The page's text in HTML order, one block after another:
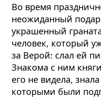
Во время
неожиданный
украшенный
человек, который
за Верой: слал ей
Знакома с ним
его не видела,
которыми были